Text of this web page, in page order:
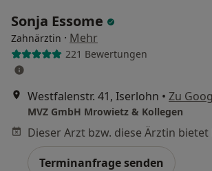
Sonja Essome
Zahnärztin · Mehr
221 Bewertungen
Westfalenstr. 41, Iserlohn • Zu
MVZ GmbH Mrowietz & Kollegen
Terminanfrage senden